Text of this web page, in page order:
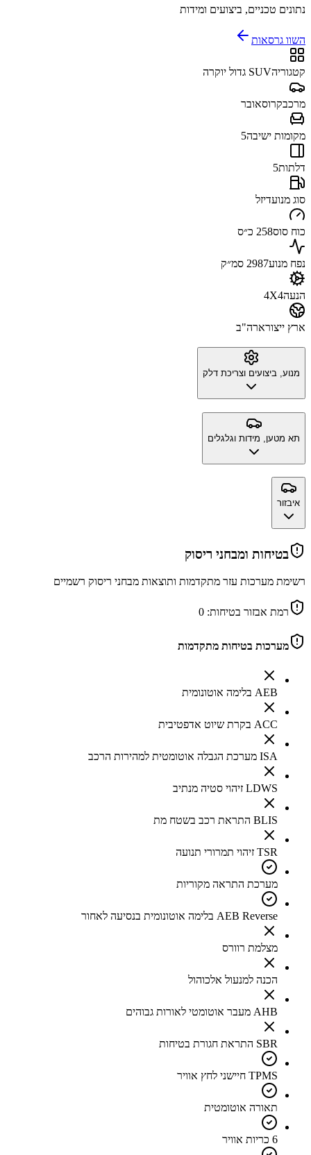
נתונים טכניים, ביצועים ומידות
השוו גרסאות
קטגוריהSUV גדול יוקרה
מרכבקרוסאובר
מקומות ישיבה5
דלתות5
סוג מנועדיזל
כוח סוס258 כ״ס
נפח מנוע2987 סמ״ק
הנעה4X4
ארץ ייצורארה"ב
מנוע, ביצועים וצריכת דלק
תא מטען, מידות וגלגלים
איבזור
בטיחות ומבחני ריסוק
רשימת מערכות עזר מתקדמות ותוצאות מבחני ריסוק רשמיים
רמת אבזור בטיחות: 0
מערכות בטיחות מתקדמות
AEB בלימה אוטונומית
ACC בקרת שיוט אדפטיבית
ISA מערכת הגבלה אוטומטית למהירות הרכב
LDWS זיהוי סטיה מנתיב
BLIS התראת רכב בשטח מת
TSR זיהוי תמרורי תנועה
מערכת התראה מקוריות
AEB Reverse בלימה אוטונומית בנסיעה לאחור
מצלמת רוורס
הכנה למנעול אלכוהול
AHB מעבר אוטומטי לאורות גבוהים
SBR התראת חגורת בטיחות
TPMS חיישני לחץ אוויר
תאורה אוטומטית
6 כריות אוויר